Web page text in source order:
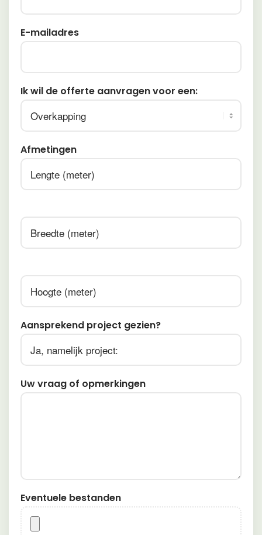
E-mailadres
Ik wil de offerte aanvragen voor een:
Afmetingen
Aansprekend project gezien?
Uw vraag of opmerkingen
Eventuele bestanden